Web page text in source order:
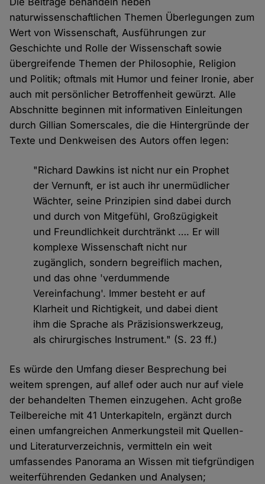
naturwissenschaftlichen Themen Überlegungen zum
Wert von Wissenschaft, Ausführungen zur
Geschichte und Rolle der Wissenschaft sowie
übergreifende Themen der Philosophie, Religion
und Politik; oftmals mit Humor und feiner Ironie, aber
auch mit persönlicher Betroffenheit gewürzt. Alle
Abschnitte beginnen mit informativen Einleitungen
durch Gillian Somerscales, die die Hintergründe der
Texte und Denkweisen des Autors offen legen:
"Richard Dawkins ist nicht nur ein Prophet
der Vernunft, er ist auch ihr unermüdlicher
Wächter, seine Prinzipien sind dabei durch
und durch von Mitgefühl, Großzügigkeit
und Freundlichkeit durchtränkt …. Er will
komplexe Wissenschaft nicht nur
zugänglich, sondern begreiflich machen,
und das ohne 'verdummende
Vereinfachung'. Immer besteht er auf
Klarheit und Richtigkeit, und dabei dient
ihm die Sprache als Präzisionswerkzeug,
als chirurgisches Instrument." (S. 23 ff.)
Es würde den Umfang dieser Besprechung bei
weitem sprengen, auf allef oder auch nur auf viele
der behandelten Themen einzugehen. Acht große
Teilbereiche mit 41 Unterkapiteln, ergänzt durch
einen umfangreichen Anmerkungsteil mit Quellen-
und Literaturverzeichnis, vermitteln ein weit
umfassendes Panorama an Wissen mit tiefgründigen
weiterführenden Gedanken und Analysen;